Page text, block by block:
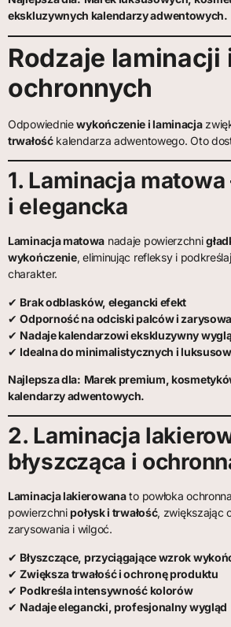
ekskluzywnych kalendarzy adwentowych.
Rodzaje laminacji
ochronnych
Odpowiedniewykończenie i laminacja
trwałośćkalendarza adwentowego. Oto
1. Laminacja
i elegancka
Laminacja matowa nadaje powierzchni
wykończenie, eliminując refleksy i
charakter.
✔ Brak odblasków, elegancki efekt
✔Odporność na odciski palców i
✔ Nadaje kalendarzowi ekskluzywny
✔ Idealna do minimalistycznych i
Najlepsza dla: Marek premium,
kalendarzy adwentowych.
2. Laminacja
błyszcząca i
Laminacja lakierowanato powłoka
powierzchnipołysk i trwałość, zwiększając
zarysowania i wilgoć.
✔ Błyszczące, przyciągające wzrok
✔Zwiększa trwałość i ochronę produktu
✔ Podkreśla intensywność kolorów
✔ Nadaje elegancki, profesjonalny wygląd